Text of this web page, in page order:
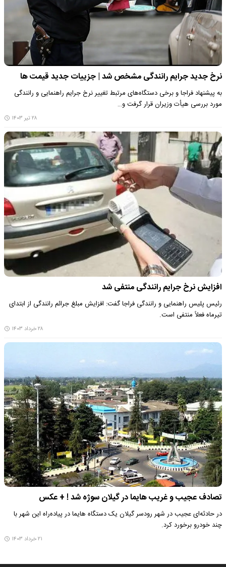
نرخ جدید جرایم رانندگی مشخص شد | جزییات جدید قیمت ها
به پیشنهاد فراجا و برخی دستگاه‌های مرتبط تغییر نرخ جرایم راهنمایی و رانندگی
مورد بررسی هیأت وزیران قرار گرفت و…
۲۸ تیر ۱۴۰۳
افزایش نرخ جرایم رانندگی منتفی شد
رئیس پلیس راهنمایی و رانندگی فراجا گفت: افزایش مبلغ جرائم رانندگی از ابتدای
تیرماه فعلاً منتفی است.
۲۸ خرداد ۱۴۰۳
تصادف عجیب و غریب هایما در گیلان سوژه شد ! + عکس
در حادثه‌ای عجیب در شهر رودسر گیلان یک دستگاه هایما در پیاده‌راه این شهر با
چند خودرو برخورد کرد.
۲۱ خرداد ۱۴۰۳